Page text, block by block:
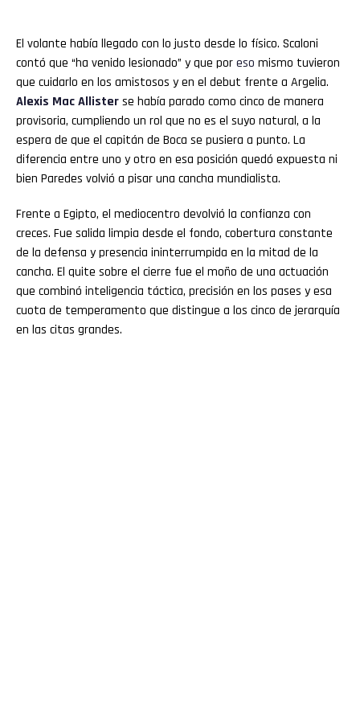
El volante había llegado con lo justo desde lo físico. Scaloni
contó que “ha venido lesionado” y que poreso mismo tuvieron
que cuidarlo en los amistosos y en el debut frente a Argelia.
Alexis Mac Allisterse había parado como cinco de manera
provisoria, cumpliendo un rol que no es el suyo natural, a la
espera de que el capitán de Boca se pusiera a punto. La
diferencia entre uno y otro en esa posición quedó expuesta ni
bien Paredes volvió a pisar una cancha mundialista.
Frente a Egipto, el mediocentro devolvió la confianza con
creces. Fue salida limpia desde el fondo, cobertura constante
de la defensa y presencia ininterrumpida en la mitad de la
cancha. El quite sobre el cierre fue el moño de una actuación
que combinó inteligencia táctica, precisión en los pases y esa
cuota de temperamento que distingue a los cinco de jerarquía
en las citas grandes.